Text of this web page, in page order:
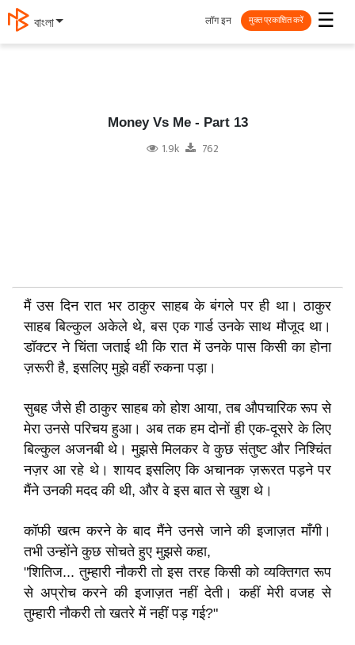
മലയാളം ☰
लॉग इन मुक्त प्रकाशित करें
Money Vs Me - Part 13
1.9k 762
मैं उस दिन रात भर ठाकुर साहब के बंगले पर ही था। ठाकुर
साहब बिल्कुल अकेले थे, बस एक गार्ड उनके साथ मौजूद था।
डॉक्टर ने चिंता जताई थी कि रात में उनके पास किसी का होना
ज़रूरी है, इसलिए मुझे वहीं रुकना पड़ा।
सुबह जैसे ही ठाकुर साहब को होश आया, तब औपचारिक रूप से
मेरा उनसे परिचय हुआ। अब तक हम दोनों ही एक-दूसरे के लिए
बिल्कुल अजनबी थे। मुझसे मिलकर वे कुछ संतुष्ट और निश्चिंत
नज़र आ रहे थे। शायद इसलिए कि अचानक ज़रूरत पड़ने पर
मैंने उनकी मदद की थी, और वे इस बात से खुश थे।
कॉफी खत्म करने के बाद मैंने उनसे जाने की इजाज़त माँगी।
तभी उन्होंने कुछ सोचते हुए मुझसे कहा,
"शितिज... तुम्हारी नौकरी तो इस तरह किसी को व्यक्तिगत रूप
से अप्रोच करने की इजाज़त नहीं देती। कहीं मेरी वजह से
तुम्हारी नौकरी तो खतरे में नहीं पड़ गई?"